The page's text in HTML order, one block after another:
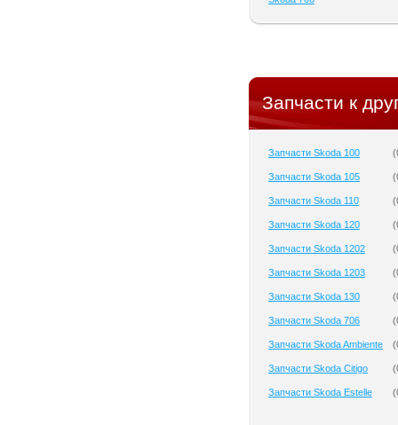
Запчасти к
Запчасти Skoda 100 (
Запчасти Skoda 105 (
Запчасти Skoda 110 (
Запчасти Skoda 120 (
Запчасти Skoda 1202 (
Запчасти Skoda 1203 (
Запчасти Skoda 130 (
Запчасти Skoda 706 (
Запчасти Skoda Ambiente (
Запчасти Skoda Citigo (
Запчасти Skoda Estelle (